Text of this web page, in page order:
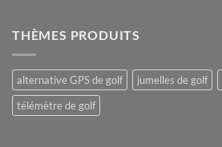
THÈMES PRODUITS
alternative GPS de golf jumelles de golf
télémètre de golf